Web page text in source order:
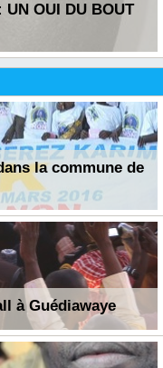
OUI DU BOUT
la commune de
à Guédiawaye